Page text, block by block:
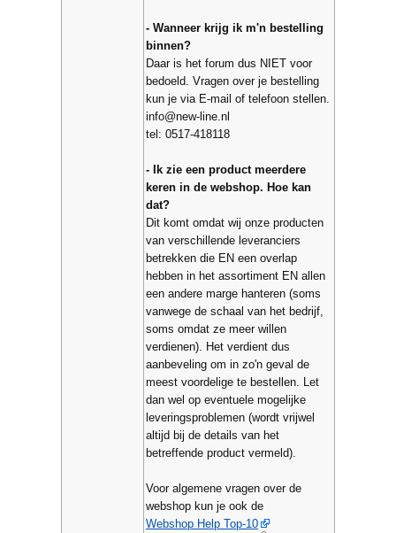
- Wanneer krijg ik m'n bestelling
binnen?
Daar is het forum dus NIET voor
bedoeld. Vragen over je bestelling
kun je via E-mail of telefoon stellen.
info@new-line.nl
tel: 0517-418118
- Ik zie een product meerdere
keren in de webshop. Hoe kan
dat?
Dit komt omdat wij onze producten
van verschillende leveranciers
betrekken die EN een overlap
hebben in het assortiment EN allen
een andere marge hanteren (soms
vanwege de schaal van het bedrijf,
soms omdat ze meer willen
verdienen). Het verdient dus
aanbeveling om in zo'n geval de
meest voordelige te bestellen. Let
dan wel op eventuele mogelijke
leveringsproblemen (wordt vrijwel
altijd bij de details van het
betreffende product vermeld).
Voor algemene vragen over de
webshop kun je ook de
Webshop Help Top-10